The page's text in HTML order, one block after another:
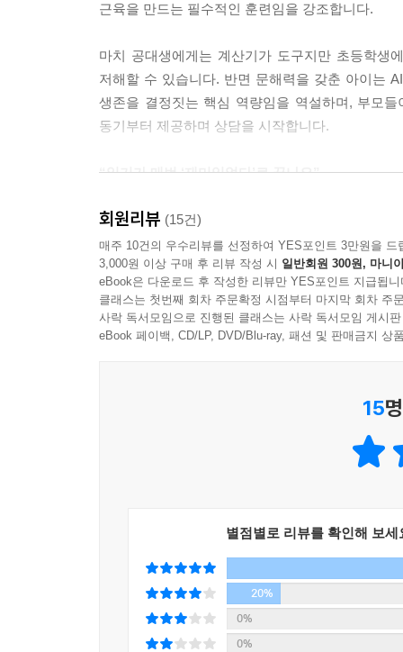
근육을 만드는 필수적인 훈련임을 강조합니다.
마치 공대생에게는 계산기가 도구지만 초등학
저해할 수 있습니다. 반면 문해력을 갖춘 아이는
생존을 결정짓는 핵심 역량임을 역설하며, 부모
동기부터 제공하며 상담을 시작합니다.
“일기가 매번 ‘재미있었다’로 끝나요”
이 책은 이론에만 치우친 딱딱한 가이드북이
기록입니다. 또한 ‘읽기·쓰기·도구적 문해력’
재미있었다’로 끝나요”, “수학 문제 지문이 이해
아이 이야기라서 쉽게 꺼낼 수 없었던 질문들을 가
대화를 시작하는 법부터 일상에서 자연스럽게
교육과정’이라는 절대적인 기준을 제안합니다.
기준을 확인하라고 조언합니다. 이 책은 국어 교
객관적으로 진단할 수 있도록 돕습니다.
회원리뷰 (15건)
매주 10건의 우수리뷰를 선정하여 YES포인트 3만원을 드
3,000원 이상 구매 후 리뷰 작성 시 일반회원 300원, 마니
eBook은 다운로드 후 작성한 리뷰만 YES포인트 지급됩니
클래스는 첫번째 회차 주문확정 시점부터 마지막 회차 주
사락 독서모임으로 진행된 클래스는 사락 독서모임 게시
eBook 페이백, CD/LP, DVD/Blu-ray, 패션 및 판매금지 상
15
별점별로 리뷰를 확인해 보세
20%
0%
0%